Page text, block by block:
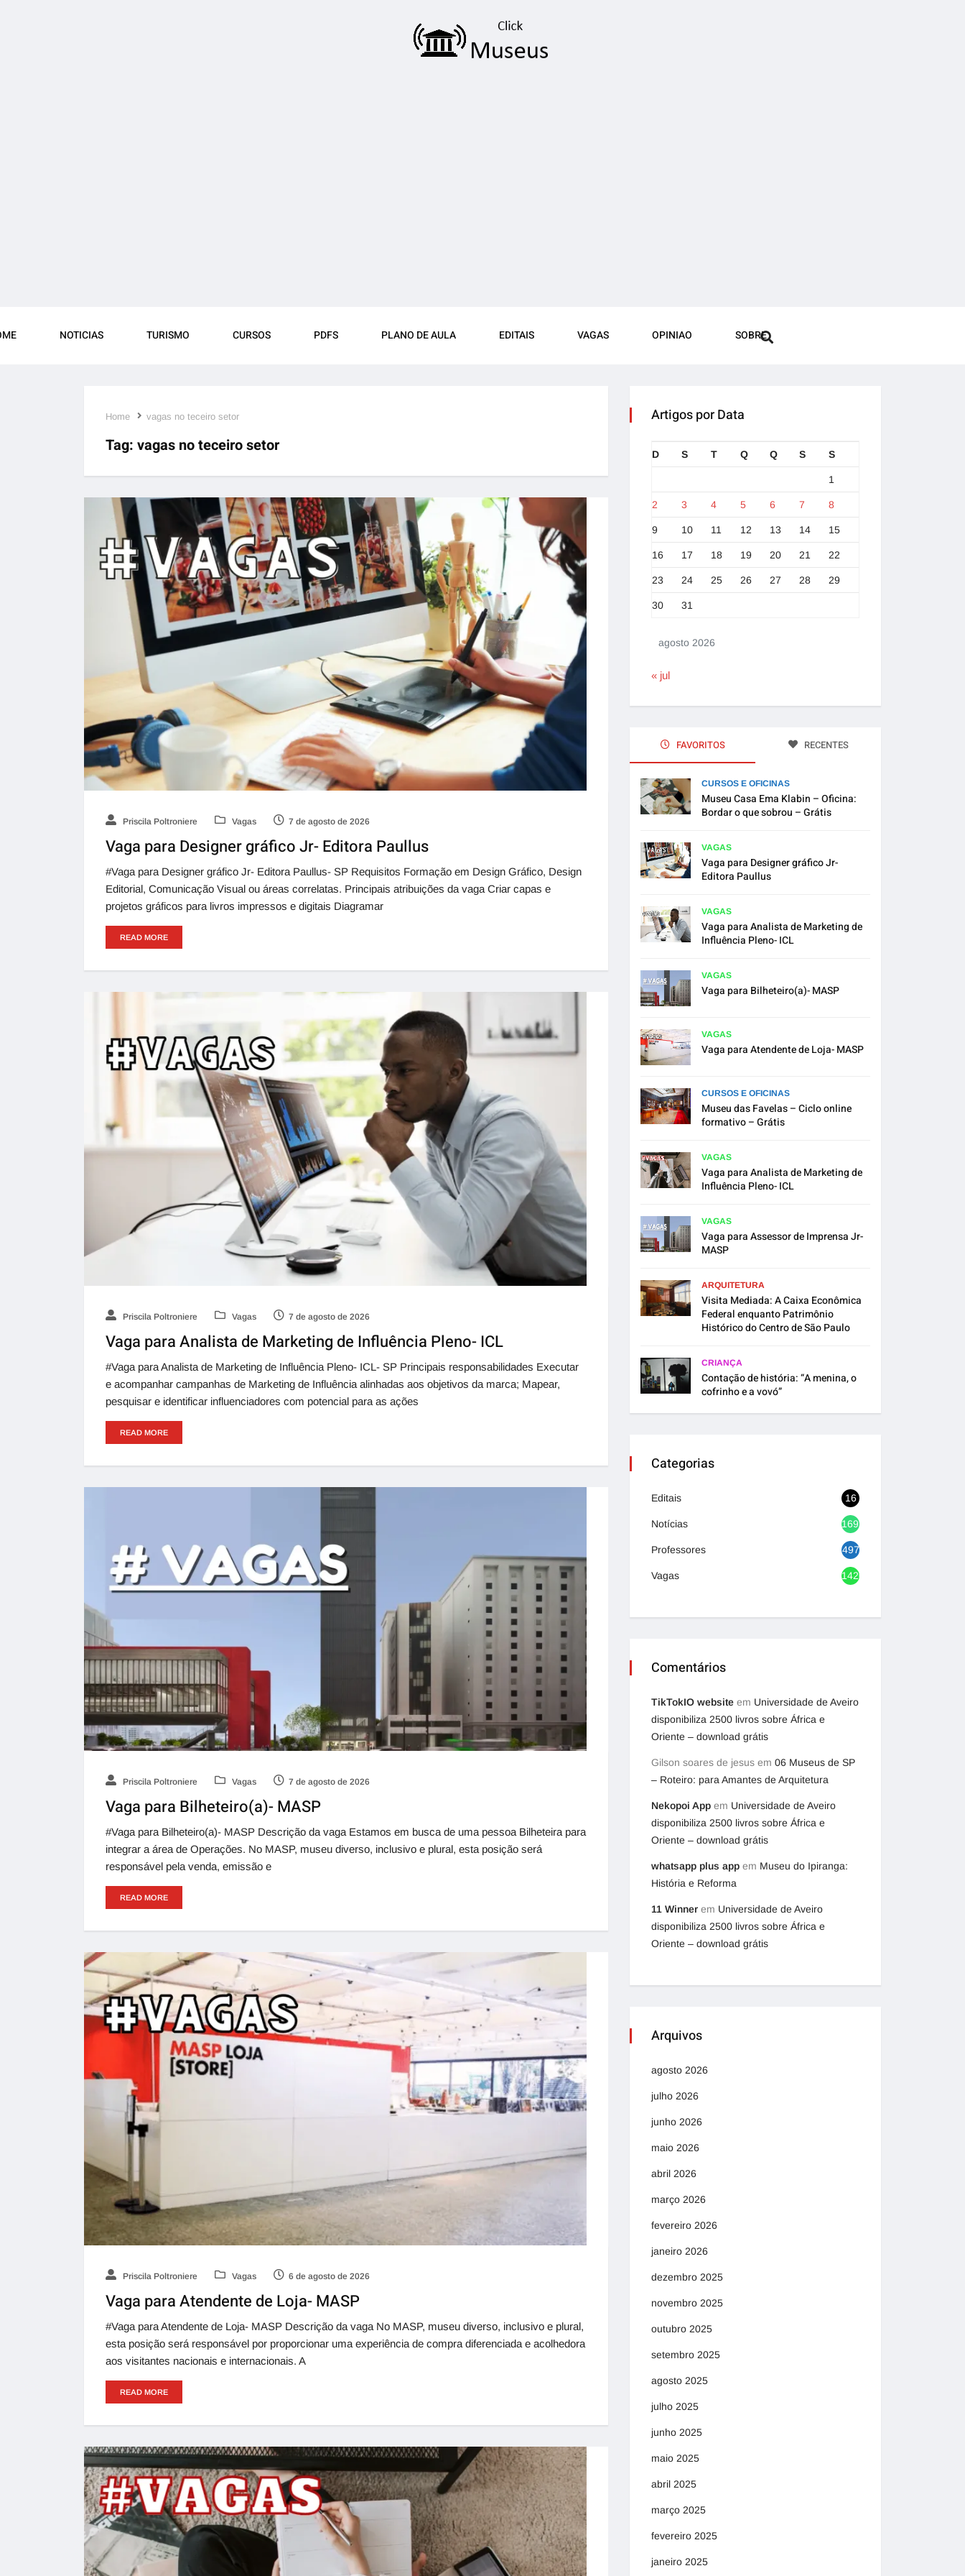
NOTICIAS TURISMO CURSOS PDFS PLANO DE AULA EDITAIS VAGAS OPINIAO SOBRE
Home vagas no teceiro setor
Tag: vagas no teceiro setor
Priscila Poltroniere Vagas 7 de agosto de 2026
Vaga para Designer gráfico Jr- Editora Paullus
#Vaga para Designer gráfico Jr- Editora Paullus- SP Requisitos Formação em Design Gráfico, Design
Editorial, Comunicação Visual ou áreas correlatas. Principais atribuições da vaga Criar capas e
projetos gráficos para livros impressos e digitais Diagramar
READ MORE
Priscila Poltroniere Vagas 7 de agosto de 2026
Vaga para Analista de Marketing de Influência Pleno- ICL
#Vaga para Analista de Marketing de Influência Pleno- ICL- SP Principais responsabilidades Executar
e acompanhar campanhas de Marketing de Influência alinhadas aos objetivos da marca; Mapear,
pesquisar e identificar influenciadores com potencial para as ações
READ MORE
Priscila Poltroniere Vagas 7 de agosto de 2026
Vaga para Bilheteiro(a)- MASP
#Vaga para Bilheteiro(a)- MASP Descrição da vaga Estamos em busca de uma pessoa Bilheteira para
integrar a área de Operações. No MASP, museu diverso, inclusivo e plural, esta posição será
responsável pela venda, emissão e
READ MORE
Priscila Poltroniere Vagas 6 de agosto de 2026
Vaga para Atendente de Loja- MASP
#Vaga para Atendente de Loja- MASP Descrição da vaga No MASP, museu diverso, inclusivo e plural,
esta posição será responsável por proporcionar uma experiência de compra diferenciada e acolhedora
aos visitantes nacionais e internacionais. A
READ MORE
Artigos por Data
agosto 2026
D S T Q Q S S
1
2 3 4 5 6 7 8
9 10 11 12 13 14 15
16 17 18 19 20 21 22
23 24 25 26 27 28 29
30 31
« jul
FAVORITOS RECENTES
CURSOS E OFICINAS
Museu Casa Ema Klabin – Oficina:
Bordar o que sobrou – Grátis
VAGAS
Vaga para Designer gráfico Jr-
Editora Paullus
VAGAS
Vaga para Analista de Marketing de
Influência Pleno- ICL
VAGAS
Vaga para Bilheteiro(a)- MASP
VAGAS
Vaga para Atendente de Loja- MASP
CURSOS E OFICINAS
Museu das Favelas – Ciclo online
formativo – Grátis
VAGAS
Vaga para Analista de Marketing de
Influência Pleno- ICL
VAGAS
Vaga para Assessor de Imprensa Jr-
MASP
ARQUITETURA
Visita Mediada: A Caixa Econômica
Federal enquanto Patrimônio
Histórico do Centro de São Paulo
CRIANÇA
Contação de história: “A menina, o
cofrinho e a vovó”
Categorias
Editais 16
Notícias 1692
Professores 497
Vagas 1420
Comentários
TikTokIO website em Universidade de Aveiro
disponibiliza 2500 livros sobre África e
Oriente – download grátis
Gilson soares de jesus em 06 Museus de SP
– Roteiro: para Amantes de Arquitetura
Nekopoi App em Universidade de Aveiro
disponibiliza 2500 livros sobre África e
Oriente – download grátis
whatsapp plus app em Museu do Ipiranga:
História e Reforma
11 Winner em Universidade de Aveiro
disponibiliza 2500 livros sobre África e
Oriente – download grátis
Arquivos
agosto 2026
julho 2026
junho 2026
maio 2026
abril 2026
março 2026
fevereiro 2026
janeiro 2026
dezembro 2025
novembro 2025
outubro 2025
setembro 2025
agosto 2025
julho 2025
junho 2025
maio 2025
abril 2025
março 2025
fevereiro 2025
janeiro 2025